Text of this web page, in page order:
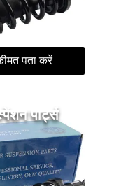
पता करें
पार्ट्स